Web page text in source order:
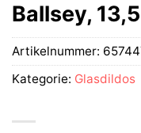
Ballsey,
Artikelnummer:
Kategorie: Glasdildos